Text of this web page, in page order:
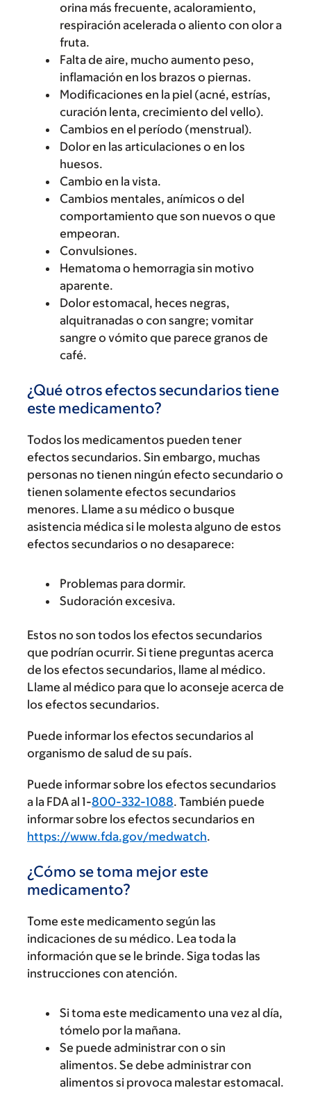
orina más frecuente, acaloramiento,
respiración acelerada o aliento con olor a
fruta.
Falta de aire, mucho aumento peso,
inflamación en los brazos o piernas.
Modificaciones en la piel (acné, estrías,
curación lenta, crecimiento del vello).
Cambios en el período (menstrual).
Dolor en las articulaciones o en los
huesos.
Cambio en la vista.
Cambios mentales, anímicos o del
comportamiento que son nuevos o que
empeoran.
Convulsiones.
Hematoma o hemorragia sin motivo
aparente.
Dolor estomacal, heces negras,
alquitranadas o con sangre; vomitar
sangre o vómito que parece granos de
café.
¿Qué otros efectos secundarios tiene
este medicamento?
Todos los medicamentos pueden tener
efectos secundarios. Sin embargo, muchas
personas no tienen ningún efecto secundario o
tienen solamente efectos secundarios
menores. Llame a su médico o busque
asistencia médica si le molesta alguno de estos
efectos secundarios o no desaparece:
Problemas para dormir.
Sudoración excesiva.
Estos no son todos los efectos secundarios
que podrían ocurrir. Si tiene preguntas acerca
de los efectos secundarios, llame al médico.
Llame al médico para que lo aconseje acerca de
los efectos secundarios.
Puede informar los efectos secundarios al
organismo de salud de su país.
Puede informar sobre los efectos secundarios
a la FDA al 1-800-332-1088. También puede
informar sobre los efectos secundarios en
https://www.fda.gov/medwatch.
¿Cómo se toma mejor este
medicamento?
Tome este medicamento según las
indicaciones de su médico. Lea toda la
información que se le brinde. Siga todas las
instrucciones con atención.
Si toma este medicamento una vez al día,
tómelo por la mañana.
Se puede administrar con o sin
alimentos. Se debe administrar con
alimentos si provoca malestar estomacal.